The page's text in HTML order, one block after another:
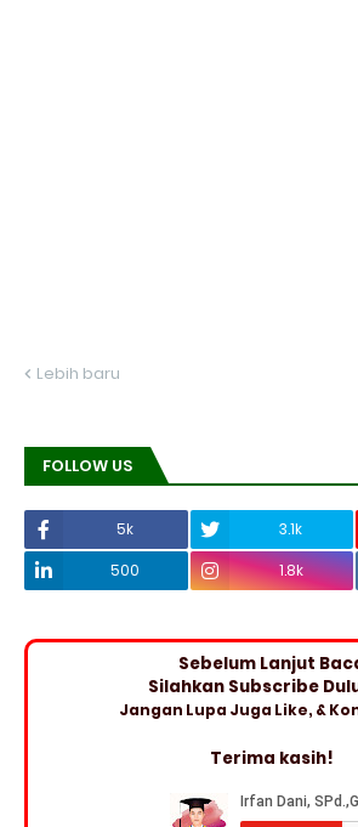
Lebih baru
FOLLOW US
5k 3.1k
500
1.8k
Sebelum Lanjut
Silahkan Subscribe
Jangan Lupa Juga Like, &
Terima kasih!